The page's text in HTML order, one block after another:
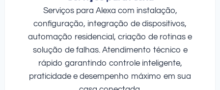
Serviços para Alexa com instalação,
configuração, integração de dispositivos,
automação residencial, criação de rotinas e
solução de falhas. Atendimento técnico e
rápido garantindo controle inteligente,
praticidade e desempenho máximo em sua